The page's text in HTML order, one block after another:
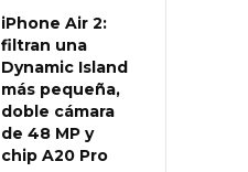
iPhone Air 2:
filtran una
Dynamic Island
más pequeña,
doble cámara
de 48 MP y
chip A20 Pro